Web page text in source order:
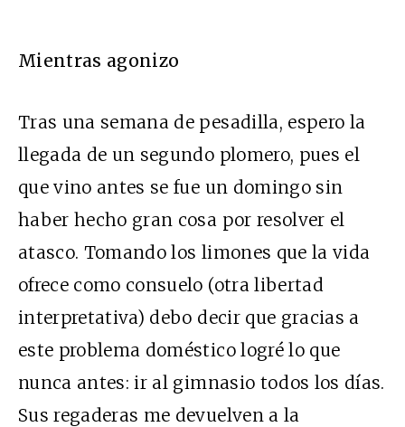
Mientras agonizo
Tras una semana de pesadilla, espero la
llegada de un segundo plomero, pues el
que vino antes se fue un domingo sin
haber hecho gran cosa por resolver el
atasco. Tomando los limones que la vida
ofrece como consuelo (otra libertad
interpretativa) debo decir que gracias a
este problema doméstico logré lo que
nunca antes: ir al gimnasio todos los días.
Sus regaderas me devuelven a la